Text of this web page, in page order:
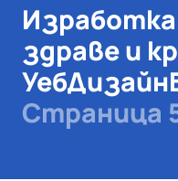
здраве и
Страница